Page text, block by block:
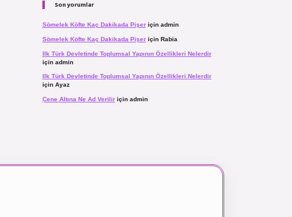
Son yorumlar
Sömelek Köfte Kaç Dakikada Pişeriçin admin
Sömelek Köfte Kaç Dakikada Pişeriçin Rabia
Ilk Türk Devletinde Toplumsal Yapının Özellikleri Nelerdir
için admin
Ilk Türk Devletinde Toplumsal Yapının Özellikleri Nelerdir
için Ayaz
Çene Altına Ne Ad Veriliriçin admin